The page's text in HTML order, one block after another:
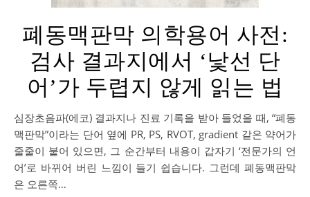
폐동맥판막 의학용어 사전:
검사 결과지에서 ‘낯선 단
어’가 두렵지 않게 읽는 법
심장초음파(에코) 결과지나 진료 기록을 받아 들었을 때, “폐동
맥판막”이라는 단어 옆에 PR, PS, RVOT, gradient 같은 약어가
줄줄이 붙어 있으면, 그 순간부터 내용이 갑자기 ‘전문가의 언
어’로 바뀌어 버린 느낌이 들기 쉽습니다. 그런데 폐동맥판막
은 오른쪽…